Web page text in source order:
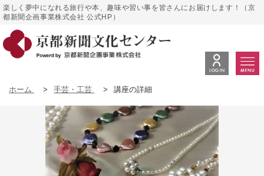
楽しく夢中になれる旅行や本、趣味や習い事を皆さんにお届けします！（京
都新聞企画事業株式会社 公式HP）
ホーム > 手芸・工芸 > 講座の詳細